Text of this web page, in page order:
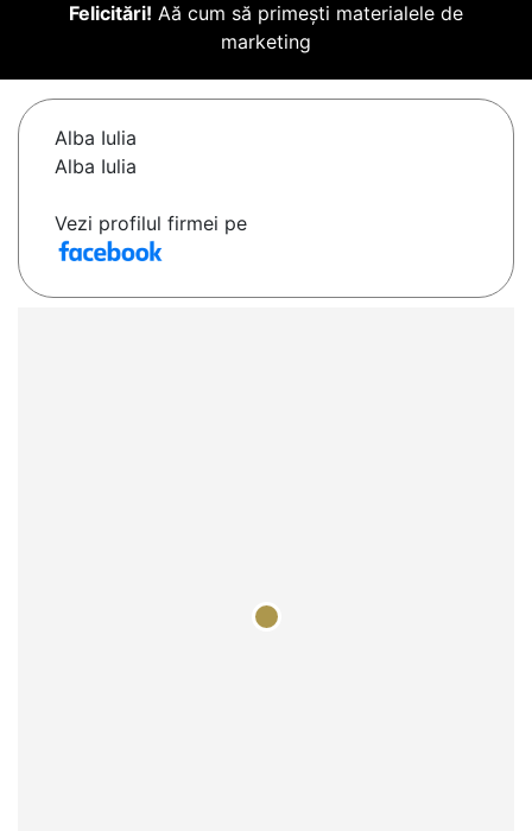
Felicitări! Aă cum să primești materialele de
marketing
Alba Iulia
Alba Iulia
Vezi profilul firmei pe